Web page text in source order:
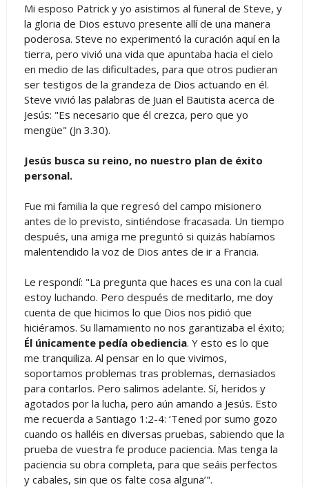
Mi esposo Patrick y yo asistimos al funeral de Steve, y
la gloria de Dios estuvo presente allí de una manera
poderosa. Steve no experimentó la curación aquí en la
tierra, pero vivió una vida que apuntaba hacia el cielo
en medio de las dificultades, para que otros pudieran
ser testigos de la grandeza de Dios actuando en él.
Steve vivió las palabras de Juan el Bautista acerca de
Jesús: "Es necesario que él crezca, pero que yo
mengüe" (Jn 3.30).
Jesús busca su reino, no nuestro plan de éxito
personal.
Fue mi familia la que regresó del campo misionero
antes de lo previsto, sintiéndose fracasada. Un tiempo
después, una amiga me preguntó si quizás habíamos
malentendido la voz de Dios antes de ir a Francia.
Le respondí: "La pregunta que haces es una con la cual
estoy luchando. Pero después de meditarlo, me doy
cuenta de que hicimos lo que Dios nos pidió que
hiciéramos. Su llamamiento no nos garantizaba el éxito;
Él únicamente pedía obediencia. Y esto es lo que
me tranquiliza. Al pensar en lo que vivimos,
soportamos problemas tras problemas, demasiados
para contarlos. Pero salimos adelante. Sí, heridos y
agotados por la lucha, pero aún amando a Jesús. Esto
me recuerda a Santiago 1:2-4: ‘Tened por sumo gozo
cuando os halléis en diversas pruebas, sabiendo que la
prueba de vuestra fe produce paciencia. Mas tenga la
paciencia su obra completa, para que seáis perfectos
y cabales, sin que os falte cosa alguna’".